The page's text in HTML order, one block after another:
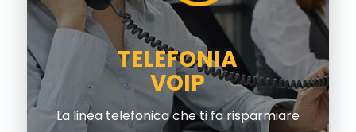
TELEFONIA
VOIP
La linea telefonica che ti fa risparmiare